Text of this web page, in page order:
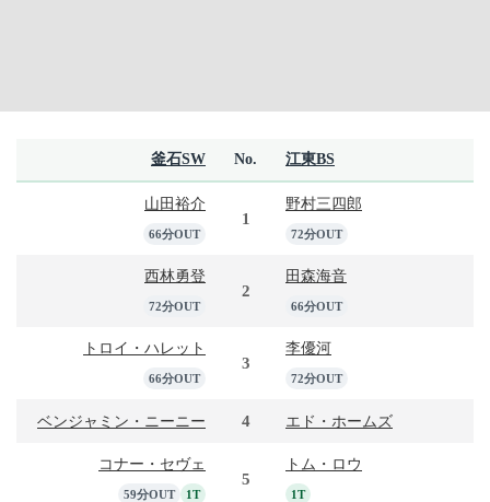
釜石SW No. 江東BS
山田裕介
66分OUT
1
野村三四郎
72分OUT
西林勇登
72分OUT
2
田森海音
66分OUT
トロイ・ハレット
66分OUT
3
李優河
72分OUT
ベンジャミン・ニーニー 4 エド・ホームズ
コナー・セヴェ
59分OUT 1T
5
トム・ロウ
1T